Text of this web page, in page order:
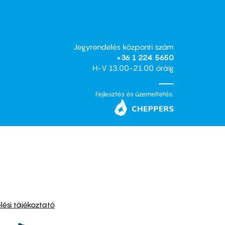
Jegyrendelés központi szám
+36 1 224 5650
H-V 13.00-21.00 óráig
Fejlesztés és üzemeltetés:
tájékoztató